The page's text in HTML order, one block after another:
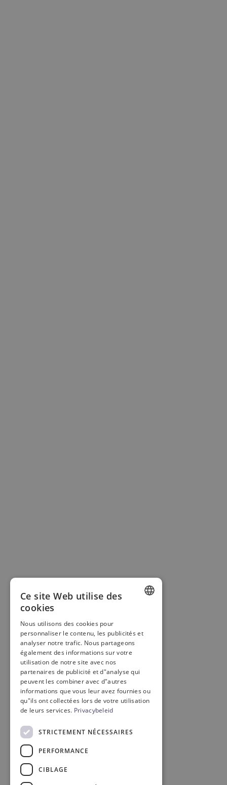
FRENCH
ENGLISH
Ce site Web utilise des
cookies
Nous utilisons des cookies pour
personnaliser le contenu, les publicités et
analyser notre trafic. Nous partageons
également des informations sur votre
utilisation de notre site avec nos
partenaires de publicité et d"analyse qui
peuvent les combiner avec d"autres
informations que vous leur avez fournies ou
qu"ils ont collectées lors de votre utilisation
de leurs services. Privacybeleid
STRICTEMENT NÉCESSAIRES
PERFORMANCE
CIBLAGE